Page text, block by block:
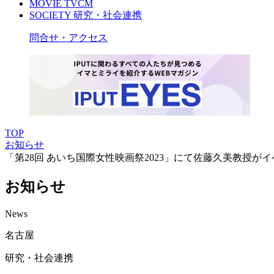
MOVIE TVCM
SOCIETY 研究・社会連携
問合せ・アクセス
TOP
お知らせ
「第28回 あいち国際女性映画祭2023」にて佐藤久美教授が
お知らせ
News
名古屋
研究・社会連携